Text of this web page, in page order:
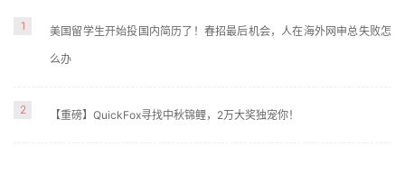
1 美国留学生开始投国内简历了！春招最后机会，人在海外网申总失败怎
么办
2 【重磅】QuickFox寻找中秋锦鲤，2万大奖独宠你！